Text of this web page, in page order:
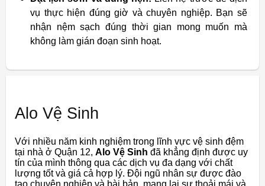
vụ thực hiện đúng giờ và chuyên nghiệp. Bạn sẽ
nhận nệm sạch đúng thời gian mong muốn mà
không làm gián đoạn sinh hoạt.
Alo Vệ Sinh
Với nhiều năm kinh nghiệm trong lĩnh vực vệ sinh đệm
tại nhà ở Quận 12, Alo Vệ Sinh đã khẳng định được uy
tín của mình thông qua các dịch vụ đa dạng với chất
lượng tốt và giá cả hợp lý. Đội ngũ nhân sự được đào
tạo chuyên nghiệp và bài bản, mang lại sự thoải mái và